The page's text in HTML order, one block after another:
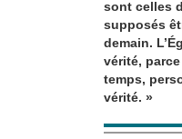
sont celles
supposés
demain.
vérité,
temps,
vérité. »